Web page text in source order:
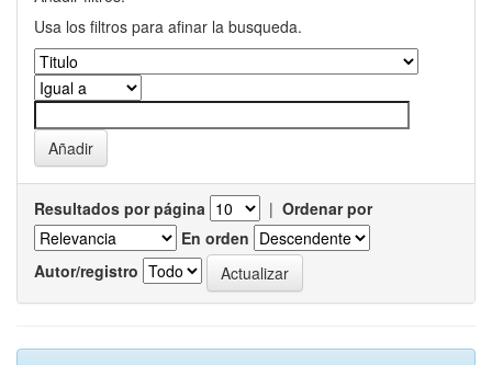
Usa los filtros para afinar la busqueda.
Resultados por página | Ordenar por
En orden
Autor/registro